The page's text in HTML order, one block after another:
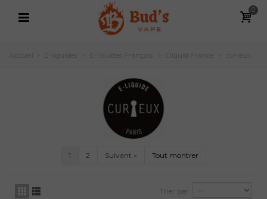
0
1 2 Suivant » Tout montrer
Trier par